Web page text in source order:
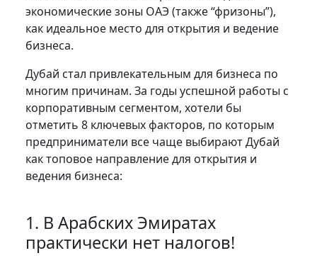
экономические зоны ОАЭ (также “фризоны”),
как идеальное место для открытия и ведение
бизнеса.
Дубай стал привлекательным для бизнеса по
многим причинам. За годы успешной работы с
корпоративным сегментом, хотели бы
отметить 8 ключевых факторов, по которым
предприниматели все чаще выбирают Дубай
как топовое направление для открытия и
ведения бизнеса:
1. В Арабских Эмиратах
практически нет налогов!